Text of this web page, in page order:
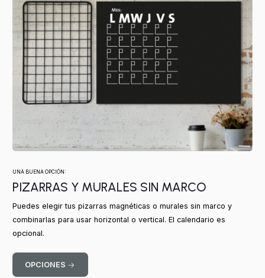
UNA BUENA OPCIÓN:
PIZARRAS Y MURALES SIN MARCO
Puedes elegir tus pizarras magnéticas o murales sin marco y
combinarlas para usar horizontal o vertical. El calendario es
opcional.
OPCIONES